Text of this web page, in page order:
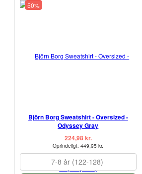
50%
Björn Borg Sweatshirt - Oversized -
Odyssey Gray
224,98 kr.
Oprindeligt:449,95 kr.
7-8 år (122-128)